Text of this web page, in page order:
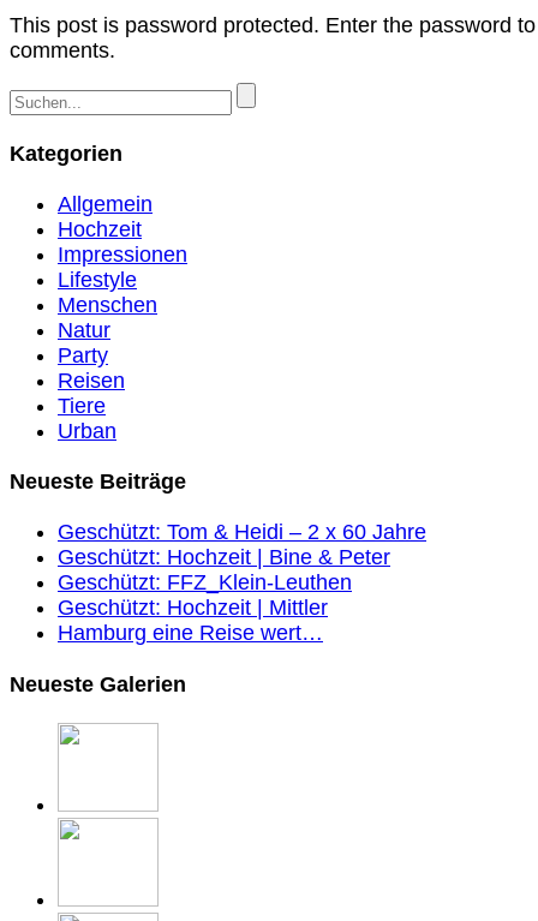
This post is password protected. Enter the password
comments.
Kategorien
Allgemein
Hochzeit
Impressionen
Lifestyle
Menschen
Natur
Party
Reisen
Tiere
Urban
Neueste Beiträge
Geschützt: Tom & Heidi – 2 x 60 Jahre
Geschützt: Hochzeit | Bine & Peter
Geschützt: FFZ_Klein-Leuthen
Geschützt: Hochzeit | Mittler
Hamburg eine Reise wert…
Neueste Galerien